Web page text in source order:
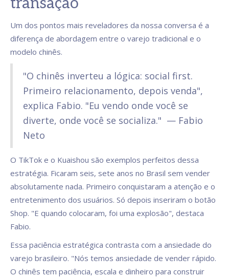
Um dos pontos mais reveladores da nossa conversa é a
diferença de abordagem entre o varejo tradicional e o
modelo chinês.
"O chinês inverteu a lógica: social first.
Primeiro relacionamento, depois venda",
explica Fabio. "Eu vendo onde você se
diverte, onde você se socializa." — Fabio
Neto
O TikTok e o Kuaishou são exemplos perfeitos dessa
estratégia. Ficaram seis, sete anos no Brasil sem vender
absolutamente nada. Primeiro conquistaram a atenção e o
entretenimento dos usuários. Só depois inseriram o botão
Shop. "E quando colocaram, foi uma explosão", destaca
Fabio.
Essa paciência estratégica contrasta com a ansiedade do
varejo brasileiro. "Nós temos ansiedade de vender rápido.
O chinês tem paciência, escala e dinheiro para construir